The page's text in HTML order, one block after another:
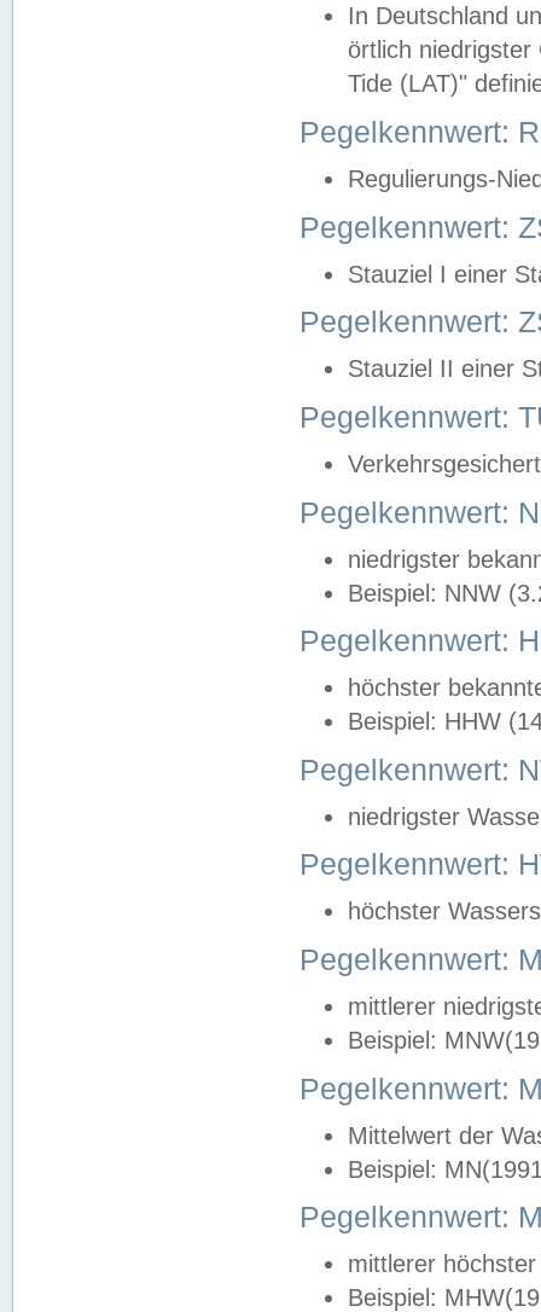
In Deutschland
örtlich
Tide (LAT)"
Pegelkennwert:
Regulierungs-
Pegelkennwert:
Stauziel I einer
Pegelkennwert:
Stauziel II einer
Pegelkennwert:
Pegelkennwert:
niedrigster
Beispiel: NNW
Pegelkennwert:
höchster
Beispiel: HHW
Pegelkennwert:
niedrigster
Pegelkennwert:
höchster
Pegelkennwert:
mittlerer
Beispiel:
Pegelkennwert:
Mittelwert der
Beispiel:
Pegelkennwert:
mittlerer
Beispiel: